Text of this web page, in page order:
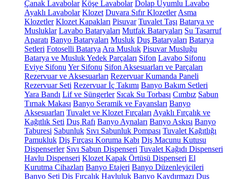
Çanak Lavabolar Köşe Lavabolar Dolap Uyumlu Lavabo
Ayaklı Lavabolar Klozet Duvara Sıfır Klozetler Asma
Klozetler Klozet Kapakları Pisuvar Tuvalet Taşı Batarya ve
Musluklar Lavabo Bataryaları Mutfak Bataryaları Su Tasarruf
Aparatı Banyo Bataryaları Musluk Duş Bataryaları Batarya
Setleri Fotoselli Batarya Ara Musluk Pisuvar Musluğu
Batarya ve Musluk Yedek Parçaları Sifon Lavabo Sifonu
Eviye Sifonu Yer Sifonu Sifon Aksesuarları ve Parçaları
Rezervuar ve Aksesuarları Rezervuar Kumanda Paneli
Rezervuar Seti Rezervuar İç Takımı Banyo Bakım Setleri
Yara Bandı Lif ve Süngerler Sıcak Su Torbası Cımbız Sabun
Tırnak Makası Banyo Seramik ve Fayansları Banyo
Aksesuarları Tuvalet ve Klozet Fırçaları Ayaklı Fırçalık ve
Kağıtlık Seti Duş Rafı Banyo Aynaları Banyo Askısı Banyo
Taburesi Sabunluk Sıvı Sabunluk Pompası Tuvalet Kağıtlığı
Pamukluk Diş Fırçası Koruma Kabı Diş Macunu Kutusu
Dispenserler Sıvı Sabun Dispenseri Tuvalet Kağıdı Dispenseri
Havlu Dispenseri Klozet Kapak Örtüsü Dispenseri El
Kurutma Cihazları Banyo Etajeri Banyo Düzenleyicileri
Banyo Seti Diş Fırçalık Havluluk Banyo Kaydırmazı Duş